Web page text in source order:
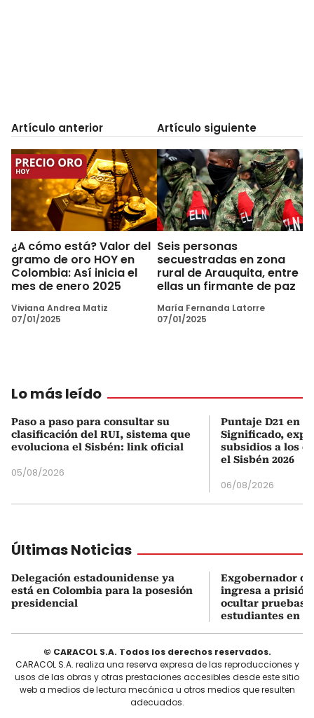
Artículo anterior
¿A cómo está? Valor del
gramo de oro HOY en
Colombia: Así inicia el
mes de enero 2025
Viviana Andrea Matiz
07/01/2025
Artículo siguiente
Seis personas
secuestradas en zona
rural de Arauquita, entre
ellas un firmante de paz
María Fernanda Latorre
07/01/2025
Lo más leído
Paso a paso para consultar su
clasificación del RUI, sistema que
evoluciona el Sisbén: link oficial
05/08/2026
Puntaje D21 en
Significado,
subsidios a los
el Sisbén 2026
06/08/2026
Últimas Noticias
Delegación estadounidense ya
está en Colombia para la posesión
presidencial
Exgobernador
ingresa a prisión
ocultar pruebas
estudiantes en
© CARACOL S.A. Todos los derechos reservados.
CARACOL S.A. realiza una reserva expresa de las reproducciones y
usos de las obras y otras prestaciones accesibles desde este sitio
web a medios de lectura mecánica u otros medios que resulten
adecuados.